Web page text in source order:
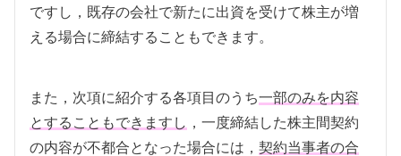
ですし，既存の会社で新たに出資を受けて株主が増
える場合に締結することもできます。
また，次項に紹介する各項目のうち一部のみを内容
とすることもできますし ，一度締結した株主間契約
の内容が不都合となった場合には， 契約当事者の合